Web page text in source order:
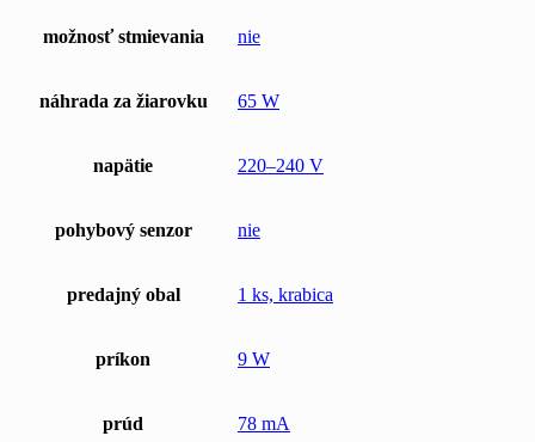
možnosť stmievania nie
náhrada za žiarovku 65 W
napätie 220–240 V
pohybový senzor nie
predajný obal 1 ks, krabica
príkon 9 W
prúd 78 mA